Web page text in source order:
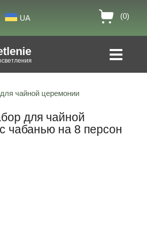
UA (0)
чайной церемонии
для чайной
чабанью на 8 персон